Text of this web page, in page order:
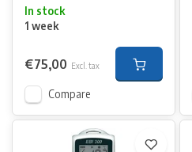
In stock
1 week
€75,00 Excl. tax
Compare